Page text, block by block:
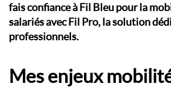
fais confiance à Fil Bleu pour la
salariés avec Fil Pro, la solution
professionnels.
Mes enjeux